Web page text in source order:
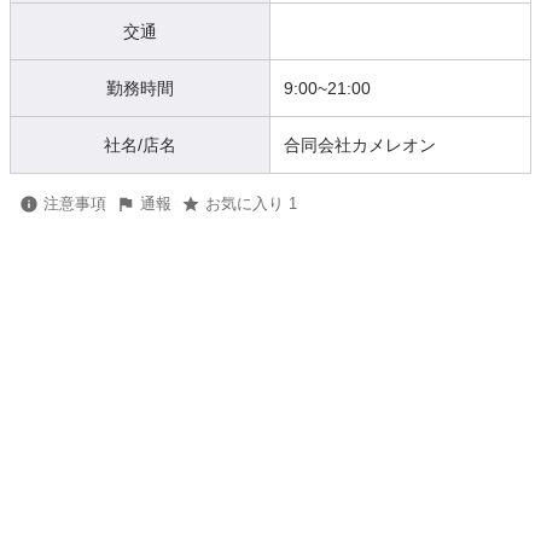
交通
勤務時間 9:00~21:00
社名/店名 合同会社カメレオン
注意事項 通報 お気に入り 1